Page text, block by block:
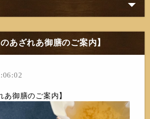
のあざれあ御膳のご案内】
あ御膳のご案内】